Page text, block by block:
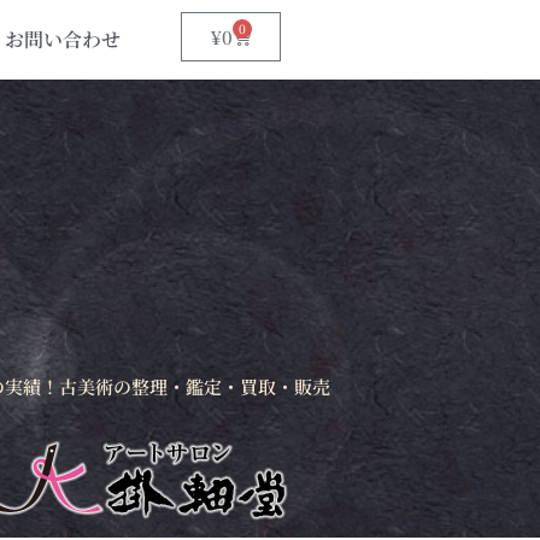
お問い合わせ ¥0 0
績！古美術の整理・鑑定・買取・販売